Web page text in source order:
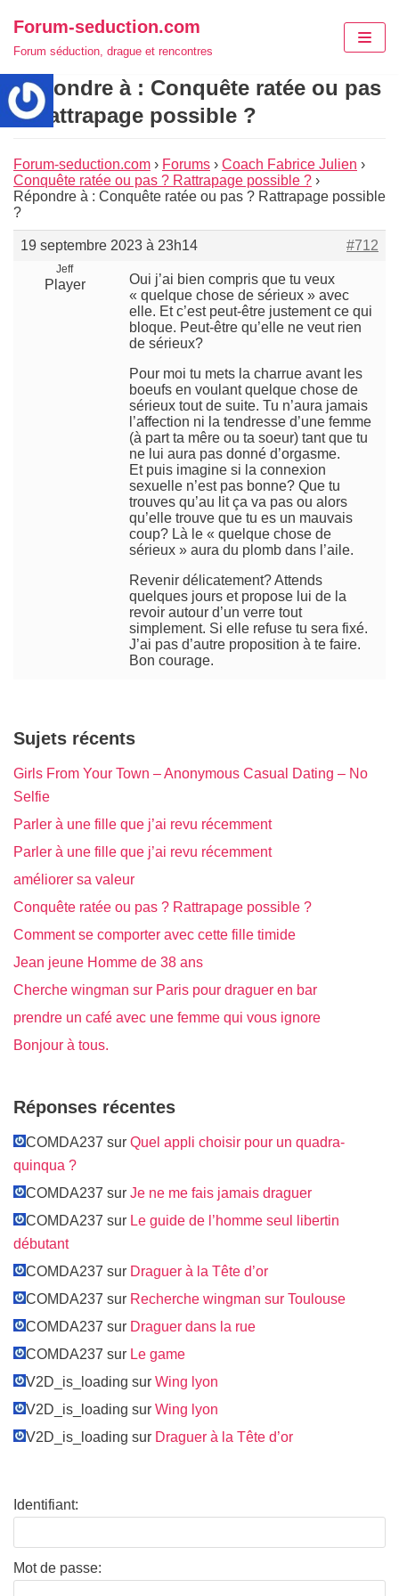
Aller
au
Forum-seduction.com
Forum séduction, drague et rencontres
Répondre à : Conquête ratée ou pas
? Rattrapage possible ?
Forum-seduction.com › Forums › Coach Fabrice Julien ›
Conquête ratée ou pas ? Rattrapage possible ? ›
Répondre à : Conquête ratée ou pas ? Rattrapage possible
?
19 septembre 2023 à 23h14 #712
Jeff
Player
Oui j’ai bien compris que tu veux
« quelque chose de sérieux » avec
elle. Et c’est peut-être justement ce qui
bloque. Peut-être qu’elle ne veut rien
de sérieux?
Pour moi tu mets la charrue avant les
boeufs en voulant quelque chose de
sérieux tout de suite. Tu n’aura jamais
l’affection ni la tendresse d’une femme
(à part ta mêre ou ta soeur) tant que tu
ne lui aura pas donné d’orgasme.
Et puis imagine si la connexion
sexuelle n’est pas bonne? Que tu
trouves qu’au lit ça va pas ou alors
qu’elle trouve que tu es un mauvais
coup? Là le « quelque chose de
sérieux » aura du plomb dans l’aile.
Revenir délicatement? Attends
quelques jours et propose lui de la
revoir autour d’un verre tout
simplement. Si elle refuse tu sera fixé.
J’ai pas d’autre proposition à te faire.
Bon courage.
Sujets récents
Girls From Your Town – Anonymous Casual Dating – No
Selfie
Parler à une fille que j’ai revu récemment
Parler à une fille que j’ai revu récemment
améliorer sa valeur
Conquête ratée ou pas ? Rattrapage possible ?
Comment se comporter avec cette fille timide
Jean jeune Homme de 38 ans
Cherche wingman sur Paris pour draguer en bar
prendre un café avec une femme qui vous ignore
Bonjour à tous.
Réponses récentes
COMDA237 sur Quel appli choisir pour un quadra-
quinqua ?
COMDA237 sur Je ne me fais jamais draguer
COMDA237 sur Le guide de l’homme seul libertin
débutant
COMDA237 sur Draguer à la Tête d’or
COMDA237 sur Recherche wingman sur Toulouse
COMDA237 sur Draguer dans la rue
COMDA237 sur Le game
V2D_is_loading sur Wing lyon
V2D_is_loading sur Wing lyon
V2D_is_loading sur Draguer à la Tête d’or
Identifiant:
Mot de passe: